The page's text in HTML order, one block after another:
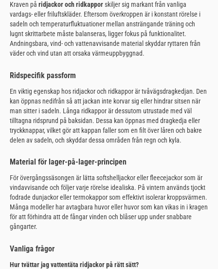
Kraven på ridjackor och ridkapporskiljer sig markant från vanliga
vardags- eller friluftskläder. Eftersom överkroppen är i konstant rörelse i
sadeln och temperaturfluktuationer mellan ansträngande träning och
lugnt skrittarbete måste balanseras, ligger fokus på funktionalitet.
Andningsbara, vind- och vattenavvisande material skyddar ryttaren från
väder och vind utan att orsaka värmeuppbyggnad.
Ridspecifik passform
En viktig egenskap hos ridjackor och ridkappor är tvåvägsdragkedjan. Den
kan öppnas nedifrån så att jackan inte korvar sig eller hindrar sitsen när
man sitter i sadeln. Långa ridkappor är dessutom utrustade med väl
tilltagna ridsprund på baksidan. Dessa kan öppnas med dragkedja eller
tryckknappar, vilket gör att kappan faller som en filt över låren och bakre
delen av sadeln, och skyddar dessa områden från regn och kyla.
Material för lager-på-lager-principen
För övergångssäsongen är lätta softshelljackor eller fleecejackor som är
vindavvisande och följer varje rörelse idealiska. På vintern används tjockt
fodrade dunjackor eller termokappor som effektivt isolerar kroppsvärmen.
Många modeller har avtagbara huvor eller huvor som kan vikas in i kragen
för att förhindra att de fångar vinden och blåser upp under snabbare
gångarter.
Vanliga frågor
Hur tvättar jag vattentäta ridjackor på rätt sätt?